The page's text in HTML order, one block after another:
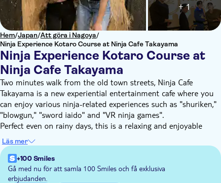
Hem/Japan/Att göra i Nagoya/
Ninja Experience Kotaro Course at Ninja Cafe Takayama
Ninja Experience Kotaro Course at
Ninja Cafe Takayama
+ 1
Two minutes walk from the old town streets, Ninja Cafe
Takayama is a new experiential entertainment cafe where you
can enjoy various ninja-related experiences such as "shuriken,"
"blowgun," "sword iaido" and "VR ninja games".
Perfect even on rainy days, this is a relaxing and enjoyable
activity for everyone, from parents with their children to
couples and groups. Wearing a ninja outfit and taking pictures
will surely be an unforgettable experience!
Highlights of the activity:
Läs mer
+100 Smiles
Gå med nu för att samla 100 Smiles och få exklusiva
erbjudanden.